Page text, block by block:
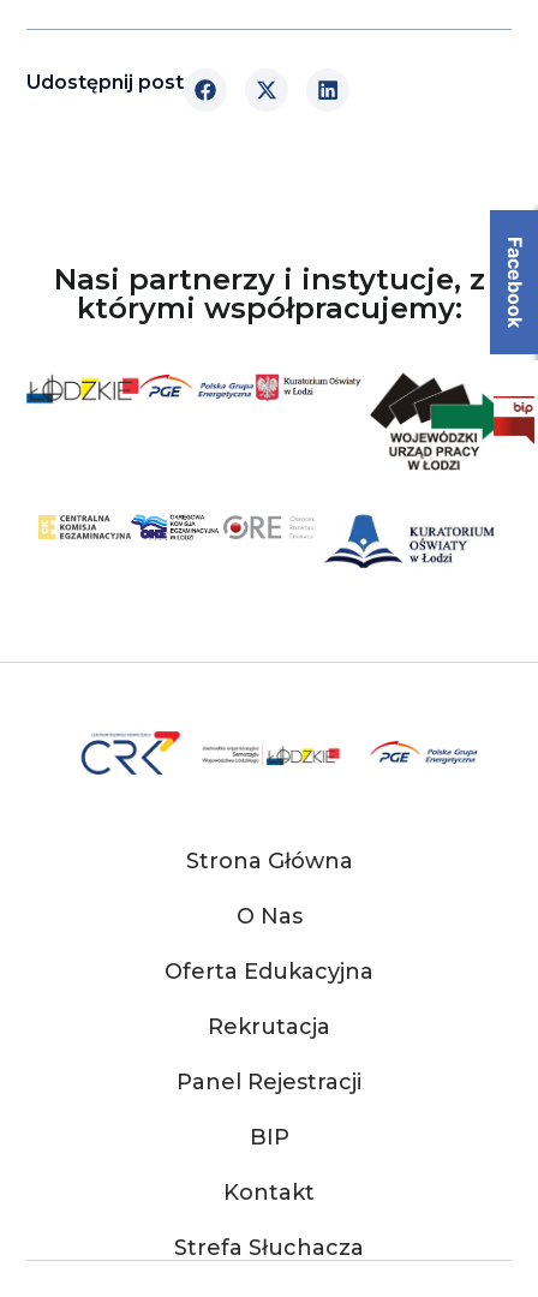
Facebook
Udostępnij post
Nasi partnerzy i instytucje, z
którymi współpracujemy:
Strona Główna
O Nas
Oferta Edukacyjna
Rekrutacja
Panel Rejestracji
BIP
Kontakt
Strefa Słuchacza